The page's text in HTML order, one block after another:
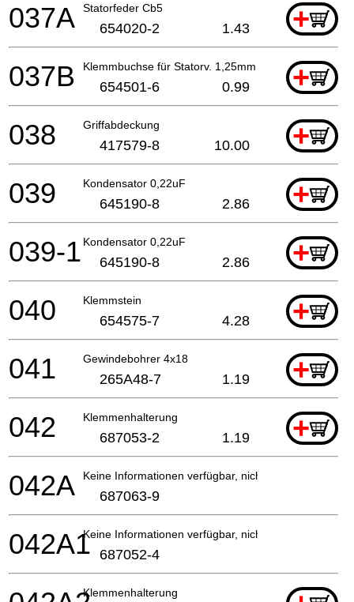
Statorfeder Cb5 +
037A 654020-2 1.43
Klemmbuchse für Statorv. 1,25mm +
037B 654501-6 0.99
Griffabdeckung +
038 417579-8 10.00
Kondensator 0,22uF +
039 645190-8 2.86
Kondensator 0,22uF +
039-1 645190-8 2.86
Klemmstein +
040 654575-7 4.28
Gewindebohrer 4x18 +
041 265A48-7 1.19
Klemmenhalterung +
042 687053-2 1.19
Keine Informationen verfügbar, nicht bestellbar
042A 687063-9
Keine Informationen verfügbar, nicht bestellbar
042A1 687052-4
Klemmenhalterung